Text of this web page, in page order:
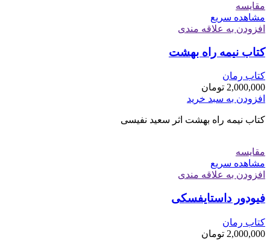
مقایسه
مشاهده سریع
افزودن به علاقه مندی
کتاب نیمه راه بهشت
کتاب رمان
2,000,000 تومان
افزودن به سبد خرید
کتاب نیمه راه بهشت اثر سعید نفیسی
مقایسه
مشاهده سریع
افزودن به علاقه مندی
فیودور داستایفسکی
کتاب رمان
2,000,000 تومان